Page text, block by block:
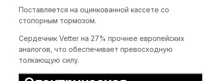
Поставляется на оцинкованной кассете со
стопорным тормозом.
Сердечник Vetter на 27% прочнее европейских
аналогов, что обеспечивает превосходную
толкающую силу.